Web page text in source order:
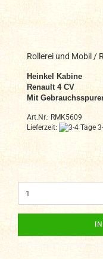
Rollerei und Mobil /
Heinkel Kabine
Renault 4 CV
Mit
Art.Nr.: RMK5609
Lieferzeit: